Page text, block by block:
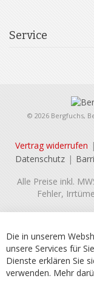
Service
© 2026 Bergfuchs,
Vertrag widerrufen
Datenschutz
Alle Preise inkl.
Fehler,
Die in unserem
unsere Services für
Dienste erklären Sie
verwenden. Mehr